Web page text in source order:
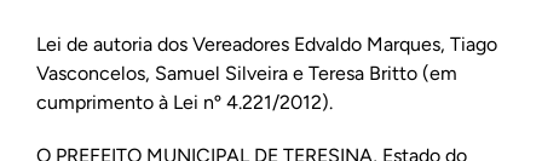
Lei de autoria dos Vereadores Edvaldo Marques, Tiago
Vasconcelos, Samuel Silveira e Teresa Britto (em
cumprimento à Lei nº 4.221/2012).
O PREFEITO MUNICIPAL DE TERESINA, Estado do